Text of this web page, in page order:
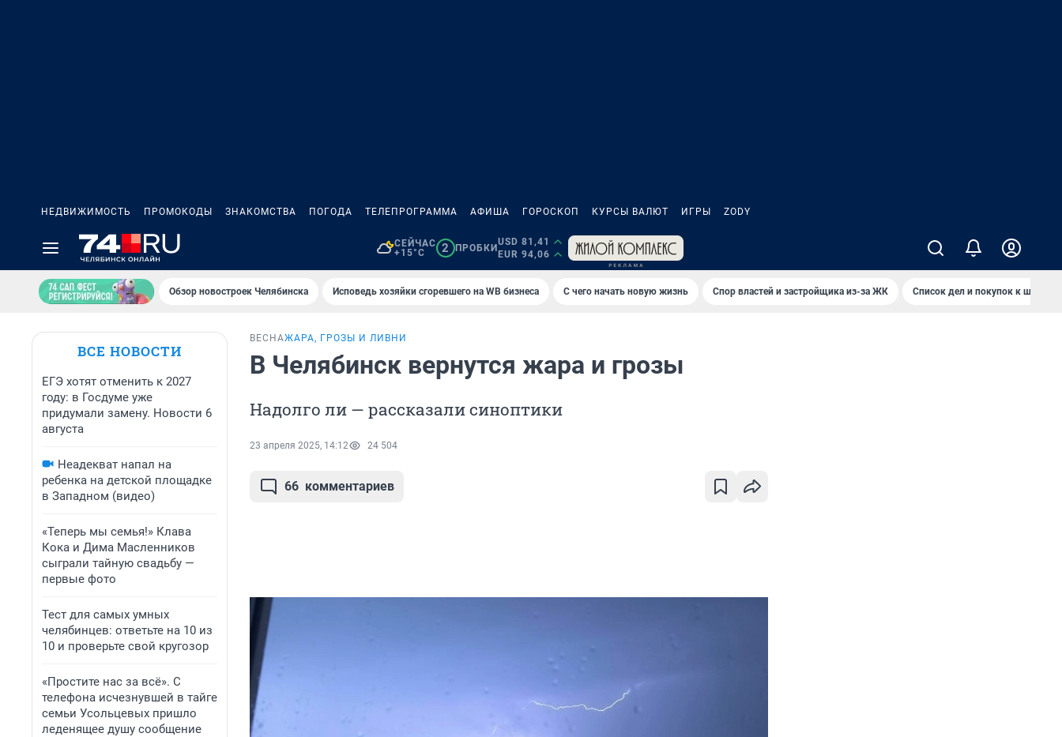
НЕДВИЖИМОСТЬ ПРОМОКОДЫ ЗНАКОМСТВА ПОГОДА ТЕЛЕПРОГРАММА АФИША ГОРОСКОП КУРСЫ ВАЛЮТ ИГРЫ ZODY
СЕЙЧАС
+15°C
2 ПРОБКИ
USD 81,41
EUR 94,06
Обзор новостроек Челябинска Исповедь хозяйки сгоревшего на WB бизнеса С чего начать новую жизнь Спор властей и застройщика из-за ЖК Список дел и покупок к школе
ВСЕ НОВОСТИ
ЕГЭ хотят отменить к 2027
году: в Госдуме уже
придумали замену. Новости 6
августа
Неадекват напал на
ребенка на детской площадке
в Западном (видео)
«Теперь мы семья!» Клава
Кока и Дима Масленников
сыграли тайную свадьбу —
первые фото
Тест для самых умных
челябинцев: ответьте на 10 из
10 и проверьте свой кругозор
«Простите нас за всё». С
телефона исчезнувшей в тайге
семьи Усольцевых пришло
леденящее душу сообщение
ВЕСНАЖАРА, ГРОЗЫ И ЛИВНИ
В Челябинск вернутся жара и грозы
Надолго ли — рассказали синоптики
23 апреля 2025, 14:12 24 504
66 комментариев